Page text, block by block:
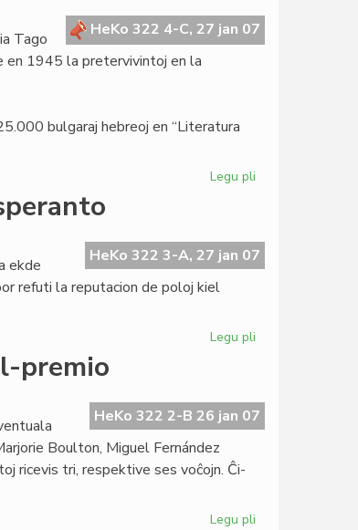
la
Civita
HeKo 322 4-C, 27 jan 07
Tago
en 1945 la pretervivintoj en la
bulgaraj hebreoj en “Literatura
Legu pli
la
Memoro
HeKo 322 3-A, 27 jan 07
ekde
refuti la reputacion de poloj kiel
Legu pli
hebrea
anstataŭ
premio
HeKo 322 2-B 26 jan 07
Boulton, Miguel Fernández
ricevis tri, respektive ses voĉojn. Ĉi-
Legu pli